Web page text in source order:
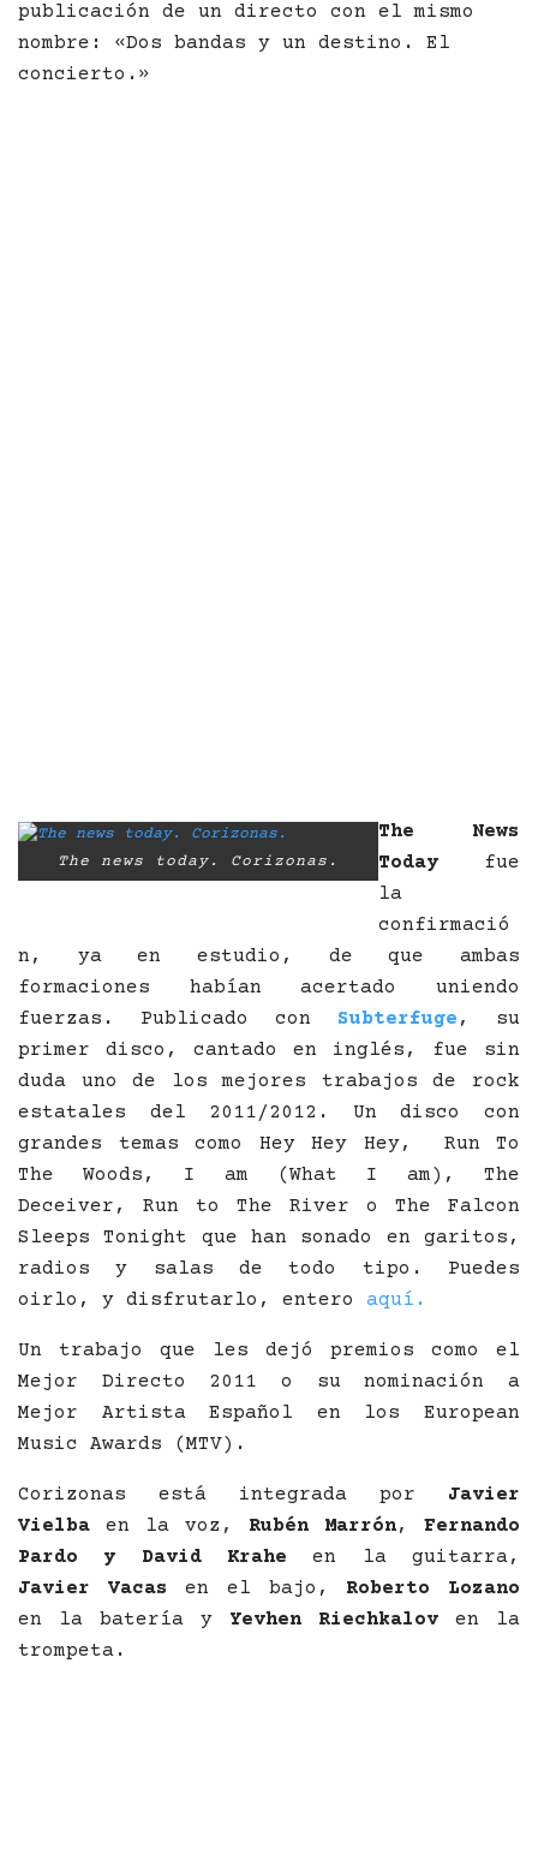
publicación de un directo con el mismo
nombre :
«Dos bandas y un destino. El
concierto.»
The news today. Corizonas.
The News
Today fue
la
confirmació
n, ya en estudio, de que ambas
formaciones habían acertado uniendo
fuerzas. Publicado con Subterfuge , su
primer disco, cantado en inglés, fue sin
duda uno de los mejores trabajos de rock
estatales del 2011/2012. Un disco con
grandes temas como Hey Hey Hey, Run To
The Woods, I am (What I am), The
Deceiver, Run to The River o The Falcon
Sleeps Tonight que han sonado en garitos,
radios y salas de todo tipo. Puedes
oirlo, y disfrutarlo, entero aquí.
Un trabajo que les dejó premios como el
Mejor Directo 2011 o su nominación a
Mejor Artista Español en los European
Music Awards (MTV).
Corizonas está integrada por Javier
Vielba en la voz, Rubén Marrón, Fernando
Pardo y David Krahe en la guitarra,
Javier Vacas en el bajo, Roberto Lozano
en la batería y Yevhen Riechkalov en la
trompeta.